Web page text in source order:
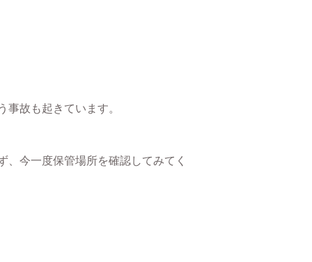
故も起きています。
今一度保管場所を確認してみてく